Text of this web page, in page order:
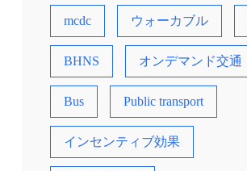
mcdc ウォーカブル
BHNS オンデマンド交通
Bus Public transport
インセンティブ効果